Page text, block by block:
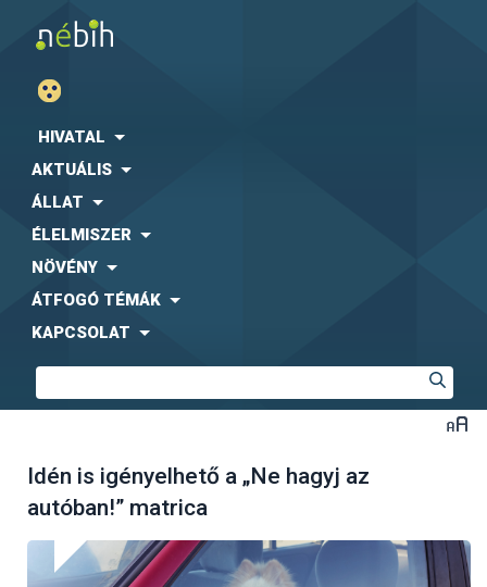
HIVATAL
AKTUÁLIS
ÁLLAT
ÉLELMISZER
NÖVÉNY
ÁTFOGÓ TÉMÁK
KAPCSOLAT
Idén is igényelhető a „Ne hagyj az
autóban!” matrica